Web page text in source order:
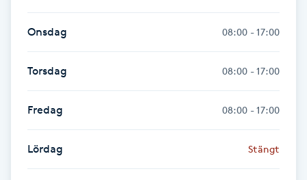
Friskvårdsmassage
Onsdag 08:00 - 17:00
Torsdag 08:00 - 17:00
Fredag 08:00 - 17:00
Lördag Stängt